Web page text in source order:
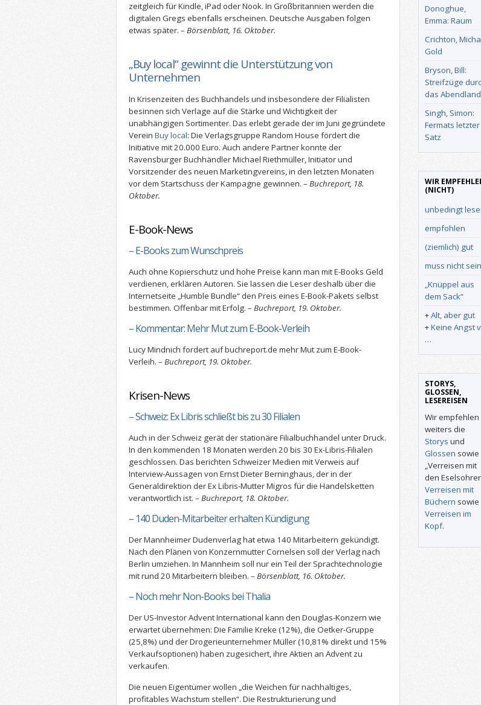
zeitgleich für Kindle, iPad oder Nook. In Großbritannien werden die
digitalen Gregs ebenfalls erscheinen. Deutsche Ausgaben folgen
etwas später. – Börsenblatt, 16. Oktober.
„Buy local“ gewinnt die Unterstützung von
Unternehmen
In Krisenzeiten des Buchhandels und insbesondere der Filialisten
besinnen sich Verlage auf die Stärke und Wichtigkeit der
unabhängigen Sortimenter. Das erlebt gerade der im Juni gegründete
Verein Buy local: Die Verlagsgruppe Random House fördert die
Initiative mit 20.000 Euro. Auch andere Partner konnte der
Ravensburger Buchhändler Michael Riethmüller, Initiator und
Vorsitzender des neuen Marketingvereins, in den letzten Monaten
vor dem Startschuss der Kampagne gewinnen. – Buchreport, 18.
Oktober.
E-Book-News
– E-Books zum Wunschpreis
Auch ohne Kopierschutz und hohe Preise kann man mit E-Books Geld
verdienen, erklären Autoren. Sie lassen die Leser deshalb über die
Internetseite „Humble Bundle“ den Preis eines E-Book-Pakets selbst
bestimmen. Offenbar mit Erfolg. – Buchreport, 19. Oktober.
– Kommentar: Mehr Mut zum E-Book-Verleih
Lucy Mindnich fordert auf buchreport.de mehr Mut zum E-Book-
Verleih. – Buchreport, 19. Oktober.
Krisen-News
– Schweiz: Ex Libris schließt bis zu 30 Filialen
Auch in der Schweiz gerät der stationäre Filialbuchhandel unter Druck.
In den kommenden 18 Monaten werden 20 bis 30 Ex-Libris-Filialen
geschlossen. Das berichten Schweizer Medien mit Verweis auf
Interview-Aussagen von Ernst Dieter Berninghaus, der in der
Generaldirektion der Ex Libris-Mutter Migros für die Handelsketten
verantwortlich ist. – Buchreport, 18. Oktober.
– 140 Duden-Mitarbeiter erhalten Kündigung
Der Mannheimer Dudenverlag hat etwa 140 Mitarbeitern gekündigt.
Nach den Plänen von Konzernmutter Cornelsen soll der Verlag nach
Berlin umziehen. In Mannheim soll nur ein Teil der Sprachtechnologie
mit rund 20 Mitarbeitern bleiben. – Börsenblatt, 16. Oktober.
– Noch mehr Non-Books bei Thalia
Der US-Investor Advent International kann den Douglas-Konzern wie
erwartet übernehmen: Die Familie Kreke (12%), die Oetker-Gruppe
(25,8%) und der Drogerieunternehmer Müller (10,81% direkt und 15%
Verkaufsoptionen) haben zugesichert, ihre Aktien an Advent zu
verkaufen.
Die neuen Eigentümer wollen „die Weichen für nachhaltiges,
profitables Wachstum stellen“. Die Restrukturierung und
Donoghue,
Emma: Raum
Crichton,
Gold
Bryson, Bill:
Streifzüge
das Abendland
Singh, Simon:
Fermats letzter
Satz
WIR
(NICHT)
unbedingt
empfohlen
(ziemlich) gut
muss nicht sein
„Knüppel aus
dem Sack“
+Alt, aber gut
+Keine Angst
…
STORYS,
GLOSSEN,
LESEREISEN
Wir empfehlen
weiters die
Storys und
Glossen sowie
„Verreisen mit
den
Verreisen mit
Büchern sowie
Verreisen im
Kopf.